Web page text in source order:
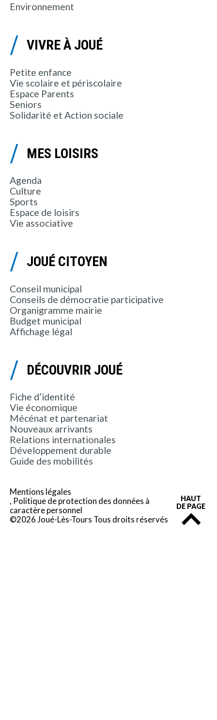
Environnement
VIVRE À JOUÉ
Petite enfance
Vie scolaire et périscolaire
Espace Parents
Seniors
Solidarité et Action sociale
MES LOISIRS
Agenda
Culture
Sports
Espace de loisirs
Vie associative
JOUÉ CITOYEN
Conseil municipal
Conseils de démocratie participative
Organigramme mairie
Budget municipal
Affichage légal
DÉCOUVRIR JOUÉ
Fiche d’identité
Vie économique
Mécénat et partenariat
Nouveaux arrivants
Relations internationales
Développement durable
Guide des mobilités
Mentions légales
Politique de protection des données à
caractère personnel
©2026 Joué-Lès-Tours Tous droits réservés
HAUT
DE PAGE